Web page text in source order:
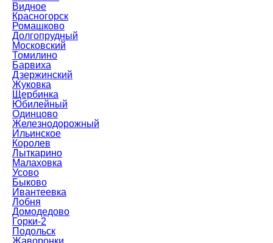
Видное
Красногорск
Ромашково
Долгопрудный
Московский
Томилино
Барвиха
Дзержинский
Жуковка
Щербинка
Юбилейный
Одинцово
Железнодорожный
Ильинское
Королев
Лыткарино
Малаховка
Усово
Быково
Ивантеевка
Лобня
Домодедово
Горки-2
Подольск